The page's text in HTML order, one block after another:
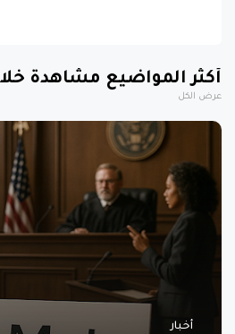
أكثر المواضيع مشاهدة
عرض الكل
أخبار